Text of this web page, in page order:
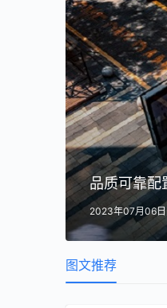
品质可靠配
2023年07月06日
图文推荐